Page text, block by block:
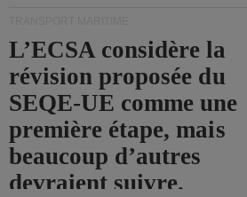
L’ECSA considère la
révision proposée du
SEQE-UE comme une
première étape, mais
beaucoup d’autres
devraient suivre.